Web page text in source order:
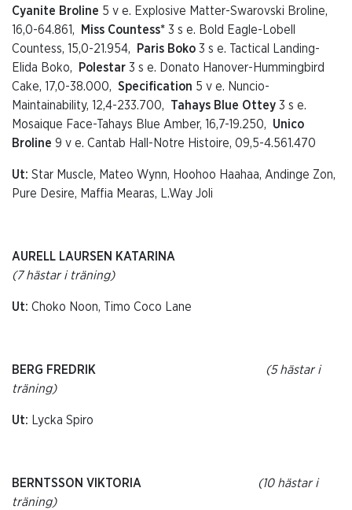
Cyanite Broline 5 v e. Explosive Matter-Swarovski Broline,
16,0-64.861,
Miss Countess* 3 s e. Bold Eagle-Lobell
Countess, 15,0-21.954,
Paris Boko 3 s e. Tactical Landing-
Elida Boko,
Polestar 3 s e. Donato Hanover-Hummingbird
Cake, 17,0-38.000, Specification 5 v e. Nuncio-
Maintainability, 12,4-233.700, Tahays Blue Ottey 3 s e.
Mosaique Face-Tahays Blue Amber, 16,7-19.250, Unico
Broline 9 v e. Cantab Hall-Notre Histoire, 09,5-4.561.470
Ut: Star Muscle, Mateo Wynn, Hoohoo Haahaa, Andinge Zon,
Pure Desire, Maffia Mearas, L.Way Joli
AURELL LAURSEN KATARINA
(7 hästar i träning)
Ut: Choko Noon, Timo Coco Lane
BERG FREDRIK
(5 hästar i
träning)
Ut: Lycka Spiro
BERNTSSON VIKTORIA
(10 hästar i
träning)